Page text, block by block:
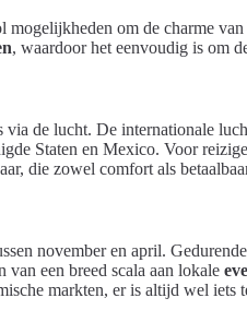
om de charme
, waardoor het eenvoudig is om
via de lucht. De internationale
Staten en Mexico. Voor
die zowel comfort als
november en april.
van een breed scala aan lokale
markten, er is altijd wel iets